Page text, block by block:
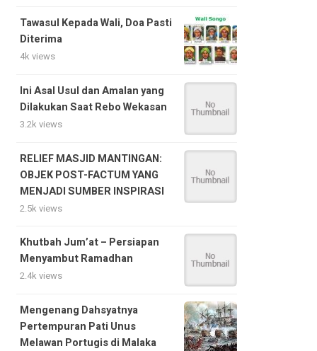
Tawasul Kepada Wali, Doa Pasti
Diterima
4k views
Ini Asal Usul dan Amalan yang
Dilakukan Saat Rebo Wekasan
3.2k views
RELIEF MASJID MANTINGAN:
OBJEK POST-FACTUM YANG
MENJADI SUMBER INSPIRASI
2.5k views
Khutbah Jum’at – Persiapan
Menyambut Ramadhan
2.4k views
Mengenang Dahsyatnya
Pertempuran Pati Unus
Melawan Portugis di Malaka